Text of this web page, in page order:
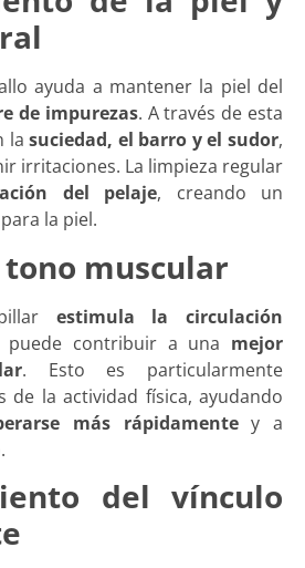
ayuda a mantener la piel del
de impurezas. A través de esta
lasuciedad, el barro y el sudor,
irritaciones. La limpieza regular
del pelaje, creando un
la piel.
muscular
estimula la circulación
contribuir a una mejor
. Esto es particularmente
de la actividad física, ayudando
más rápidamentey a
del vínculo